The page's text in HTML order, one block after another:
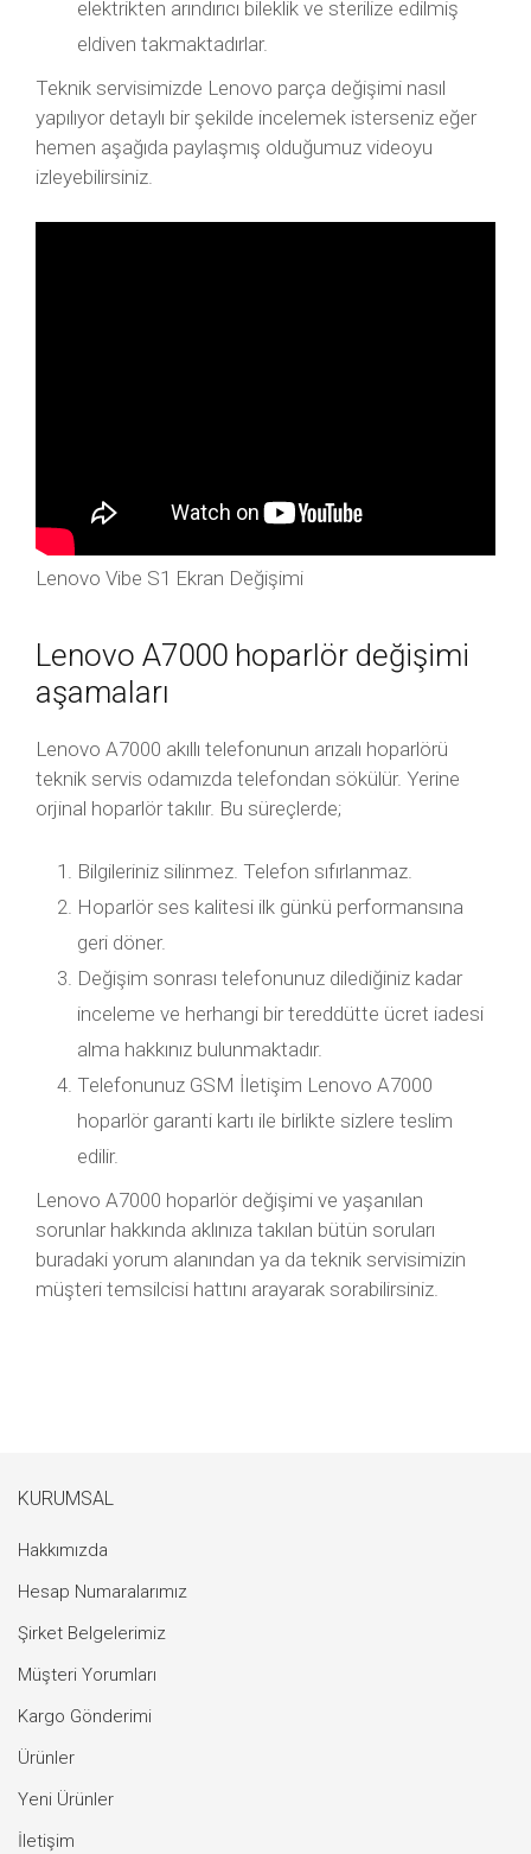
elektrikten arındırıcı bileklik ve sterilize edilmiş
eldiven takmaktadırlar.
Teknik servisimizde Lenovo parça değişimi nasıl
yapılıyor detaylı bir şekilde incelemek isterseniz eğer
hemen aşağıda paylaşmış olduğumuz videoyu
izleyebilirsiniz.
Lenovo Vibe S1 Ekran Değişimi
Lenovo A7000 hoparlör değişimi
aşamaları
Lenovo A7000 akıllı telefonunun arızalı hoparlörü
teknik servis odamızda telefondan sökülür. Yerine
orjinal hoparlör takılır. Bu süreçlerde;
Bilgileriniz silinmez. Telefon sıfırlanmaz.
Hoparlör ses kalitesi ilk günkü performansına
geri döner.
Değişim sonrası telefonunuz dilediğiniz kadar
inceleme ve herhangi bir tereddütte ücret iadesi
alma hakkınız bulunmaktadır.
Telefonunuz GSM İletişim Lenovo A7000
hoparlör garanti kartı ile birlikte sizlere teslim
edilir.
Lenovo A7000 hoparlör değişimi ve yaşanılan
sorunlar hakkında aklınıza takılan bütün soruları
buradaki yorum alanından ya da teknik servisimizin
müşteri temsilcisi hattını arayarak sorabilirsiniz.
KURUMSAL
Hakkımızda
Hesap Numaralarımız
Şirket Belgelerimiz
Müşteri Yorumları
Kargo Gönderimi
Ürünler
Yeni Ürünler
İletişim